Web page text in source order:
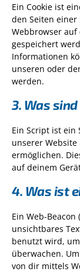
Ein Cookie ist
den Seiten
Webbrowser auf
gespeichert
Informationen
unseren oder
werden.
3. Was
Ein Script ist ein
unserer
ermöglichen.
auf deinem
4. Was ist
Ein Web-
unsichtbares
benutzt wird,
überwachen.
von dir mittels